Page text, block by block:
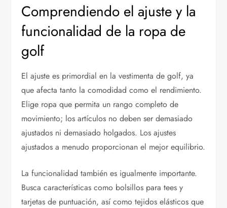
Comprendiendo el ajuste y la
funcionalidad de la ropa de
golf
El ajuste es primordial en la vestimenta de golf, ya
que afecta tanto la comodidad como el rendimiento.
Elige ropa que permita un rango completo de
movimiento; los artículos no deben ser demasiado
ajustados ni demasiado holgados. Los ajustes
ajustados a menudo proporcionan el mejor equilibrio.
La funcionalidad también es igualmente importante.
Busca características como bolsillos para tees y
tarjetas de puntuación, así como tejidos elásticos que